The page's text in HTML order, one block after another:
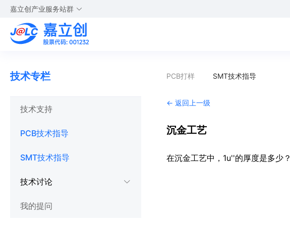
嘉立创产业服务站群
技术专栏
技术支持
PCB技术指导
SMT技术指导
技术讨论
我的提问
PCB打样 SMT技术指导
← 返回上一级
沉金工艺
在沉金工艺中，1u''的厚度是多少？